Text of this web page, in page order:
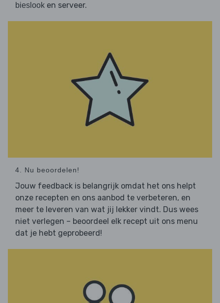
bieslook en serveer.
4. Nu beoordelen!
Jouw feedback is belangrijk omdat het ons helpt
onze recepten en ons aanbod te verbeteren, en
meer te leveren van wat jij lekker vindt. Dus wees
niet verlegen – beoordeel elk recept uit ons menu
dat je hebt geprobeerd!